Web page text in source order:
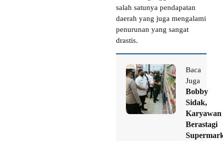
salah satunya pendapatan
daerah yang juga mengalami
penurunan yang sangat
drastis.
Baca
Juga
Bobby
Sidak,
Karyawan
Berastagi